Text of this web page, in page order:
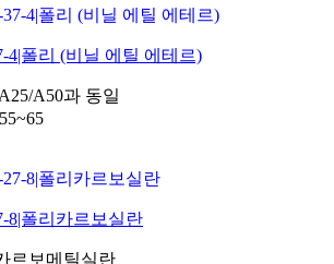
4|폴리 (비닐 에틸 에테르)
A50과 동일
8|폴리카르보실란
르보메틸실란